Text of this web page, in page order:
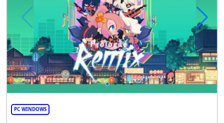
PC WINDOWS